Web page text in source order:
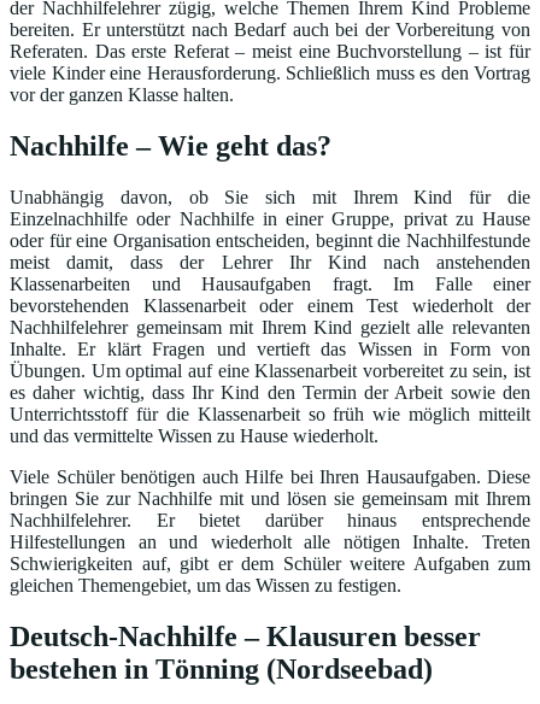
der Nachhilfelehrer zügig, welche Themen Ihrem Kind Probleme
bereiten. Er unterstützt nach Bedarf auch bei der Vorbereitung von
Referaten. Das erste Referat – meist eine Buchvorstellung – ist für
viele Kinder eine Herausforderung. Schließlich muss es den Vortrag
vor der ganzen Klasse halten.
Nachhilfe – Wie geht das?
Unabhängig davon, ob Sie sich mit Ihrem Kind für die
Einzelnachhilfe oder Nachhilfe in einer Gruppe, privat zu Hause
oder für eine Organisation entscheiden, beginnt die Nachhilfestunde
meist damit, dass der Lehrer Ihr Kind nach anstehenden
Klassenarbeiten und Hausaufgaben fragt. Im Falle einer
bevorstehenden Klassenarbeit oder einem Test wiederholt der
Nachhilfelehrer gemeinsam mit Ihrem Kind gezielt alle relevanten
Inhalte. Er klärt Fragen und vertieft das Wissen in Form von
Übungen. Um optimal auf eine Klassenarbeit vorbereitet zu sein, ist
es daher wichtig, dass Ihr Kind den Termin der Arbeit sowie den
Unterrichtsstoff für die Klassenarbeit so früh wie möglich mitteilt
und das vermittelte Wissen zu Hause wiederholt.
Viele Schüler benötigen auch Hilfe bei Ihren Hausaufgaben. Diese
bringen Sie zur Nachhilfe mit und lösen sie gemeinsam mit Ihrem
Nachhilfelehrer. Er bietet darüber hinaus entsprechende
Hilfestellungen an und wiederholt alle nötigen Inhalte. Treten
Schwierigkeiten auf, gibt er dem Schüler weitere Aufgaben zum
gleichen Themengebiet, um das Wissen zu festigen.
Deutsch-Nachhilfe – Klausuren besser
bestehen in Tönning (Nordseebad)